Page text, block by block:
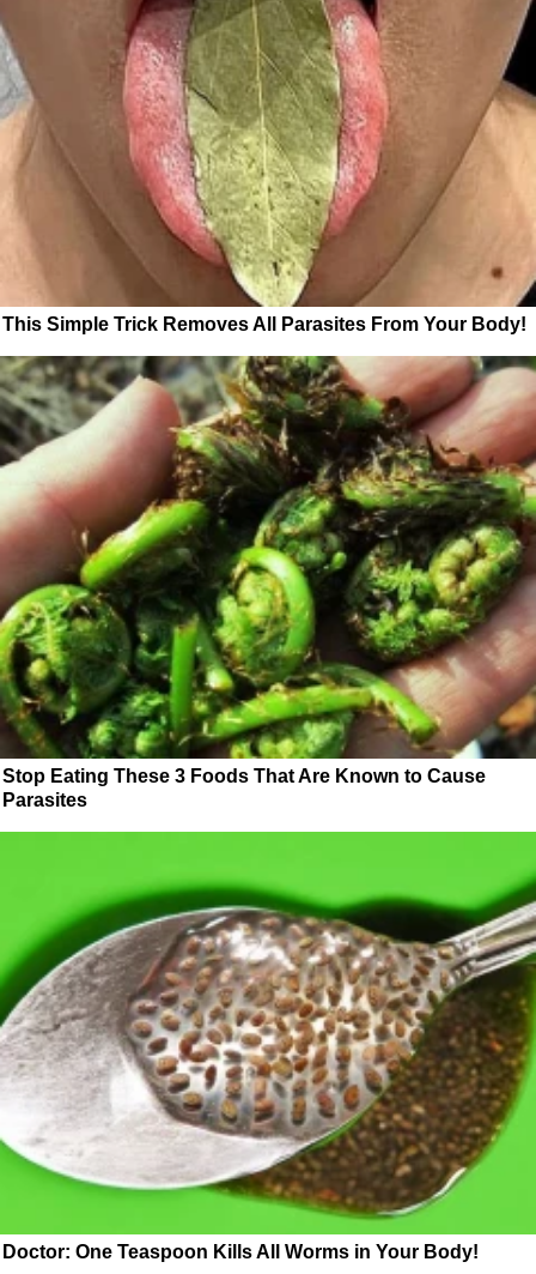
This Simple Trick Removes All Parasites From Your Body!
Stop Eating These 3 Foods That Are Known to Cause
Parasites
Doctor: One Teaspoon Kills All Worms in Your Body!